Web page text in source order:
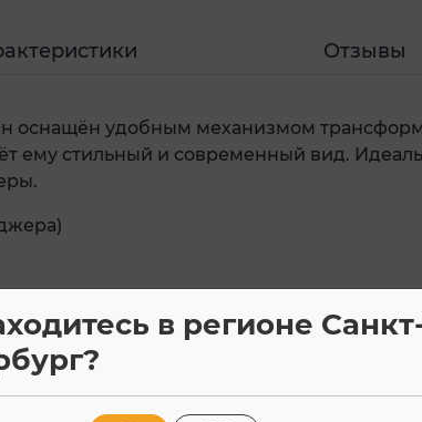
Отзывы
оснащён удобным механизмом
ему стильный и современный вид.
в регионе